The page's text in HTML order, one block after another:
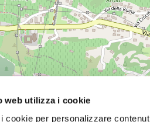
web utilizza i cookie
cookie per personalizzare